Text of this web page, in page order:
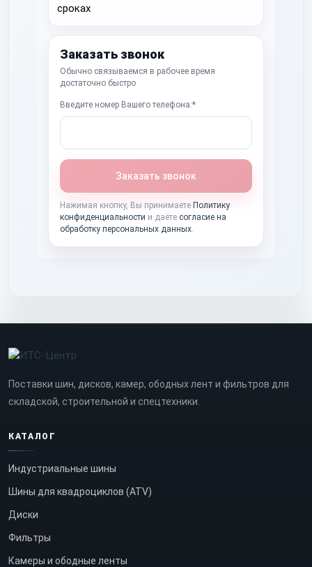
Заказать звонок
Обычно связываемся в рабочее время
достаточно быстро
Введите номер Вашего телефона:*
Заказать звонок
Нажимая кнопку, Вы принимаете Политику
конфиденциальности и даёте согласие на
обработку персональных данных.
Поставки шин, дисков, камер, ободных лент и фильтров для
складской, строительной и спецтехники.
КАТАЛОГ
Индустриальные шины
Шины для квадроциклов (ATV)
Диски
Фильтры
Камеры и ободные ленты